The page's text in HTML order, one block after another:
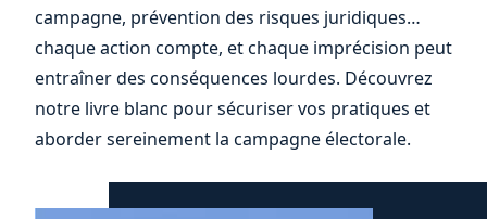
campagne, prévention des risques juridiques…
chaque action compte, et chaque imprécision peut
entraîner des conséquences lourdes. Découvrez
notre livre blanc pour sécuriser vos pratiques et
aborder sereinement la campagne électorale.